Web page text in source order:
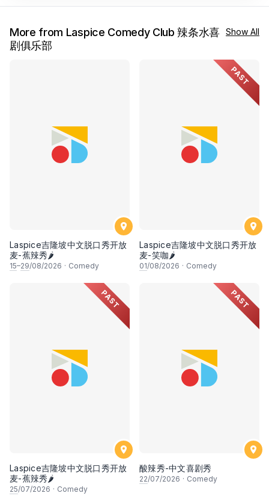
More from Laspice Comedy Club 辣条水喜
剧俱乐部
Show All
Laspice吉隆坡中文脱口秀开放
麦-蕉辣秀🌶
15–29/08/2026 · Comedy
PAST
Laspice吉隆坡中文脱口秀开放
麦-笑咖🌶
01/08/2026 · Comedy
PAST
Laspice吉隆坡中文脱口秀开放
麦-蕉辣秀🌶
25/07/2026 · Comedy
PAST
酸辣秀-中文喜剧秀
22/07/2026 · Comedy